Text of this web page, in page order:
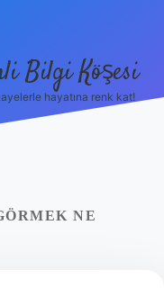
Bilgi Köşesi
hayatına renk kat!
NE